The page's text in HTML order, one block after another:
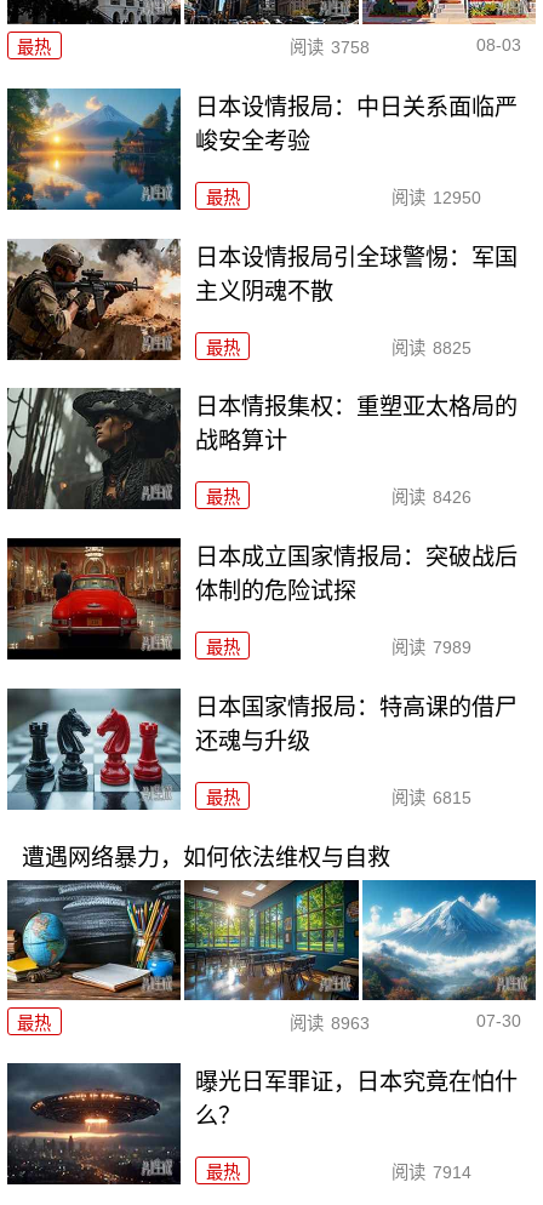
最热 阅读 3758 08-03
日本设情报局：中日关系面临严
峻安全考验
最热 阅读 12950
日本设情报局引全球警惕：军国
主义阴魂不散
最热 阅读 8825
日本情报集权：重塑亚太格局的
战略算计
最热 阅读 8426
日本成立国家情报局：突破战后
体制的危险试探
最热 阅读 7989
日本国家情报局：特高课的借尸
还魂与升级
最热 阅读 6815
遭遇网络暴力，如何依法维权与自救
最热 阅读 8963 07-30
曝光日军罪证，日本究竟在怕什
么？
最热 阅读 7914